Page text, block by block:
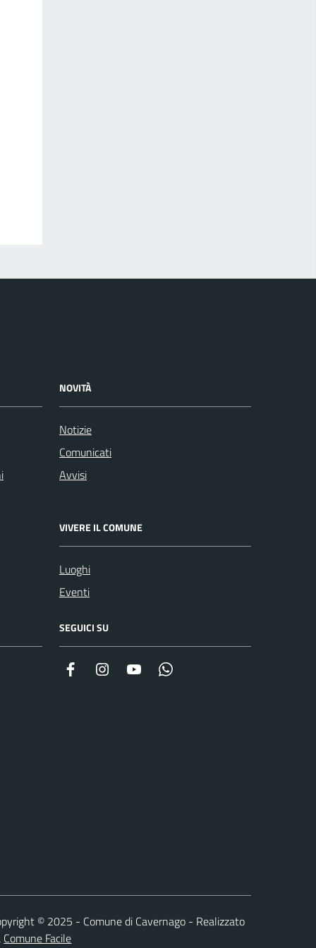
NOVITÀ
Notizie
Comunicati
Avvisi
VIVERE IL COMUNE
Luoghi
Eventi
SEGUICI SU
Facebook InstagramYouTube
© 2025 - Comune di Cavernago - Realizzato
Comune Facile